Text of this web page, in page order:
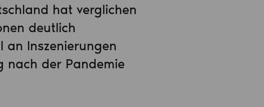
hat verglichen
deutlich
an Inszenierungen
nach der Pandemie